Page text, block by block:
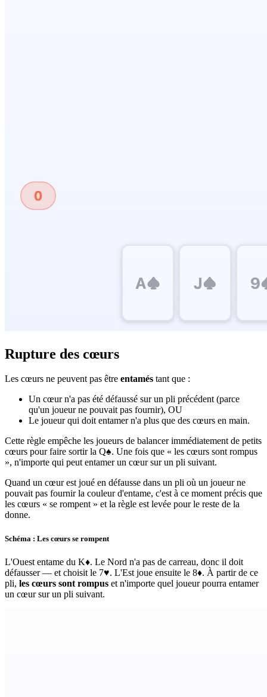
Rupture des cœurs
Les cœurs ne peuvent pas être entamés tant que :
Un cœur n'a pas été défaussé sur un pli précédent (parce
qu'un joueur ne pouvait pas fournir), OU
Le joueur qui doit entamer n'a plus que des cœurs en main.
Cette règle empêche les joueurs de balancer immédiatement de petits
cœurs pour faire sortir la Q♠. Une fois que « les cœurs sont rompus
», n'importe qui peut entamer un cœur sur un pli suivant.
Quand un cœur est joué en défausse dans un pli où un joueur ne
pouvait pas fournir la couleur d'entame, c'est à ce moment précis que
les cœurs « se rompent » et la règle est levée pour le reste de la
donne.
Schéma : Les cœurs se rompent
L'Ouest entame du K♦. Le Nord n'a pas de carreau, donc il doit
défausser — et choisit le 7♥. L'Est joue ensuite le 8♦. À partir de ce
pli, les cœurs sont rompus et n'importe quel joueur pourra entamer
un cœur sur un pli suivant.